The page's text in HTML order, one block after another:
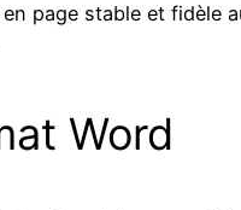
page stable et fidèle
Word